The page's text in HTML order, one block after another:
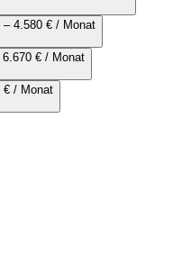
– 4.580 € / Monat
6.670 € / Monat
€ / Monat